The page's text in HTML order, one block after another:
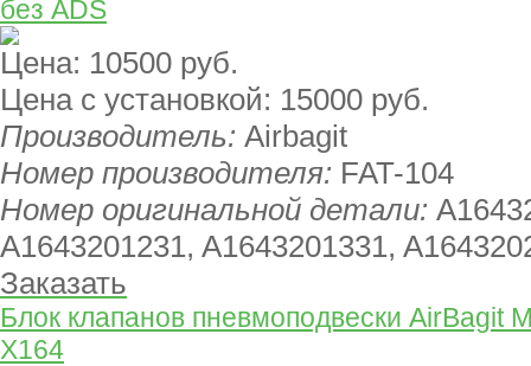
без ADS
Цена: 10500 руб.
Цена с установкой: 15000 руб.
Производитель: Airbagit
Номер производителя: FAT-104
Номер оригинальной детали:
A1643201231, A1643201331,
Заказать
Блок клапанов пневмоподвески AirBagit
X164